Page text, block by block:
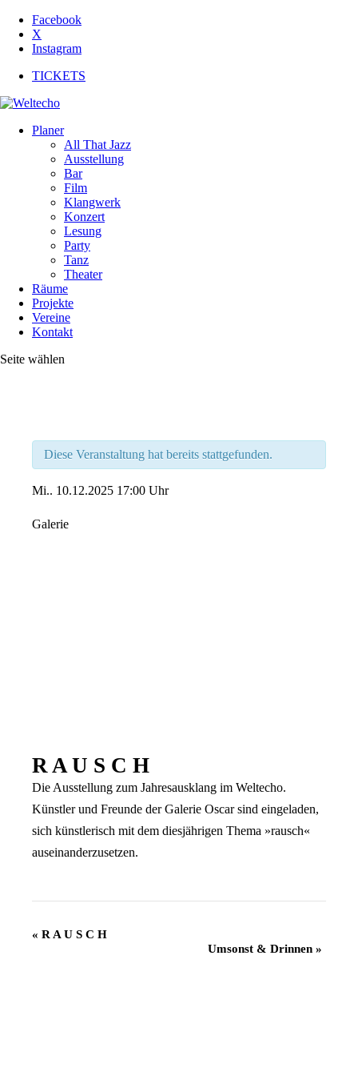
Facebook
X
Instagram
TICKETS
Planer
All That Jazz
Ausstellung
Bar
Film
Klangwerk
Konzert
Lesung
Party
Tanz
Theater
Räume
Projekte
Vereine
Kontakt
Seite wählen
Diese Veranstaltung hat bereits stattgefunden.
Mi.. 10.12.2025 17:00 Uhr
Galerie
R A U S C H
Die Ausstellung zum Jahresausklang im Weltecho.
Künstler und Freunde der Galerie Oscar sind eingeladen,
sich künstlerisch mit dem diesjährigen Thema »rausch«
auseinanderzusetzen.
Veranstaltung
« R A U S C H
Umsonst & Drinnen »